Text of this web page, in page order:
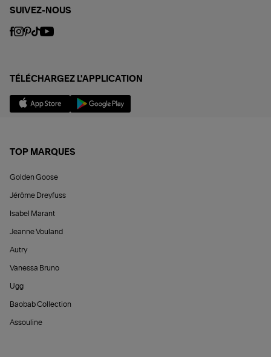
SUIVEZ-NOUS
TÉLÉCHARGEZ L'APPLICATION
TOP MARQUES
Golden Goose
Jérôme Dreyfuss
Isabel Marant
Jeanne Vouland
Autry
Vanessa Bruno
Ugg
Baobab Collection
Assouline